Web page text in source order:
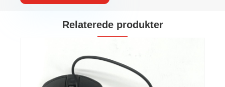
Relaterede produkter